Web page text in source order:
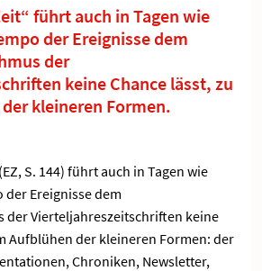
führt auch in Tagen wie
der Ereignisse dem
der
keine Chance lässt, zu
kleineren Formen.
S. 144) führt auch in Tagen wie
der Ereignisse dem
der Vierteljahreszeitschriften keine
Aufblühen der kleineren Formen: der
Chroniken, Newsletter,